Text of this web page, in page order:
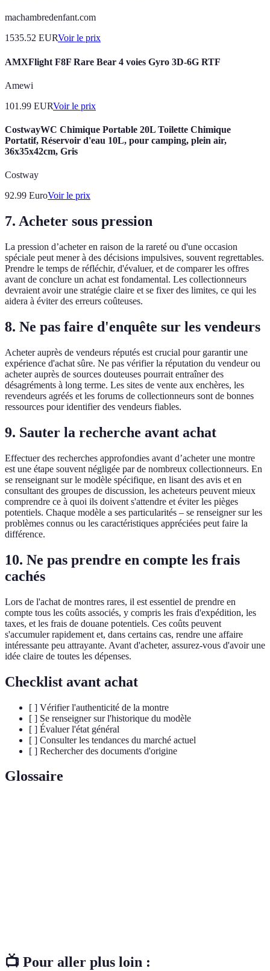
machambredenfant.com
1535.52 EURVoir le prix
AMXFlight F8F Rare Bear 4 voies Gyro 3D-6G RTF
Amewi
101.99 EURVoir le prix
CostwayWC Chimique Portable 20L Toilette Chimique
Portatif, Réservoir d'eau 10L, pour camping, plein air,
36x35x42cm, Gris
Costway
92.99 EuroVoir le prix
7. Acheter sous pression
La pression d’acheter en raison de la rareté ou d'une occasion
spéciale peut mener à des décisions impulsives, souvent regrettables.
Prendre le temps de réfléchir, d'évaluer, et de comparer les offres
avant de conclure un achat est fondamental. Les collectionneurs
devraient avoir une stratégie claire et se fixer des limites, ce qui les
aidera à éviter des erreurs coûteuses.
8. Ne pas faire d'enquête sur les vendeurs
Acheter auprès de vendeurs réputés est crucial pour garantir une
expérience d'achat sûre. Ne pas vérifier la réputation du vendeur ou
acheter auprès de sources douteuses pourrait entraîner des
désagréments à long terme. Les sites de vente aux enchères, les
revendeurs agréés et les forums de collectionneurs sont de bonnes
ressources pour identifier des vendeurs fiables.
9. Sauter la recherche avant achat
Effectuer des recherches approfondies avant d’acheter une montre
est une étape souvent négligée par de nombreux collectionneurs. En
se renseignant sur le modèle spécifique, en lisant des avis et en
consultant des groupes de discussion, les acheteurs peuvent mieux
comprendre ce à quoi ils doivent s'attendre et éviter les pièges
potentiels. Chaque modèle a ses particularités – se renseigner sur les
problèmes connus ou les caractéristiques appréciées peut faire la
différence.
10. Ne pas prendre en compte les frais
cachés
Lors de l'achat de montres rares, il est essentiel de prendre en
compte tous les coûts associés, y compris les frais d'expédition, les
taxes, et les frais de douane potentiels. Ces coûts peuvent
s'accumuler rapidement et, dans certains cas, rendre une affaire
intéressante peu attrayante. Avant d'acheter, assurez-vous d'avoir une
idée claire de toutes les dépenses.
Checklist avant achat
[ ] Vérifier l'authenticité de la montre
[ ] Se renseigner sur l'historique du modèle
[ ] Évaluer l'état général
[ ] Consulter les tendances du marché actuel
[ ] Rechercher des documents d'origine
Glossaire
📺 Pour aller plus loin :